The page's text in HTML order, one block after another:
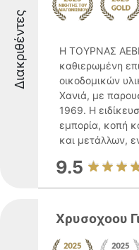
Διακριθέντες
Η ΤΟΥΡΝΑΣ
καθιερωμένη
οικοδομικών
Χανιά, με
1969. Η
εμπορία, κοπή
και μετάλλων,
9.5
Χρυσοχοου